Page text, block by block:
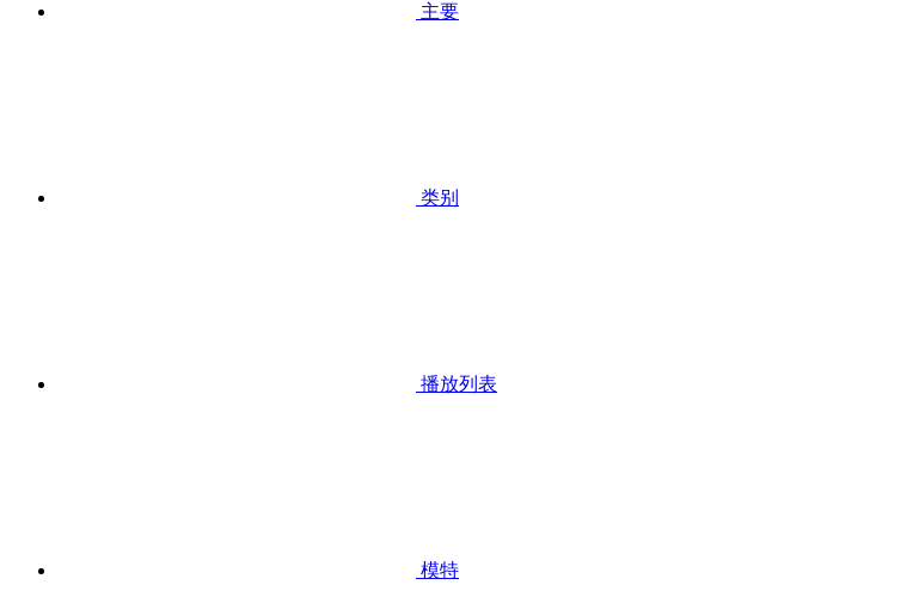
主要
类别
播放列表
模特